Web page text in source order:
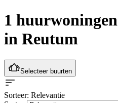
1 huurwoningen
in Reutum
Selecteer buurten
Sorteer: Relevantie